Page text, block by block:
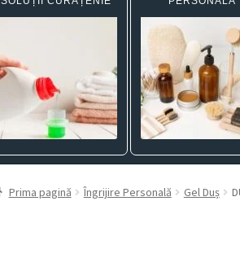
Prima pagină Îngrijire Personală Gel Duș